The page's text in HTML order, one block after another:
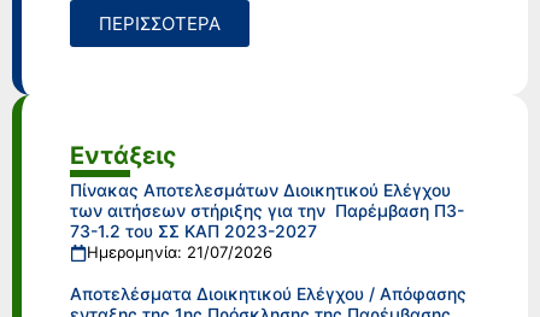
ΠΕΡΙΣΣΟΤΕΡΑ
Εντάξεις
Πίνακας Αποτελεσμάτων Διοικητικού Ελέγχου
των αιτήσεων στήριξης για την Παρέμβαση Π3-
73-1.2 του ΣΣ ΚΑΠ 2023-2027
Ημερομηνία: 21/07/2026
Αποτελέσματα Διοικητικού Ελέγχου / Απόφασης